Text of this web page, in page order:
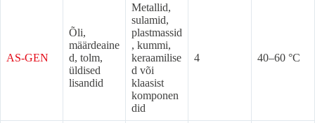
AS-GEN
Õli,
määrdeaine
d, tolm,
üldised
lisandid
Metallid,
sulamid,
plastmassid
, kummi,
keraamilise
d või
klaasist
komponen
did
4 40–60 °C